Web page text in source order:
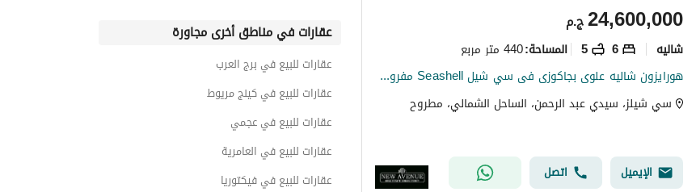
ج.م24,600,000
شاليه 6
5 المساحة:440 متر مربع
هورايزون شاليه علوى بجاكوزى فى سي شيل Seashell مفروش ٤٤٠ متر موقع مميز
سي شيلز، سيدي عبد الرحمن، الساحل الشمالي، مطروح
الإيميل اتصل
عقارات في مناطق أخرى مجاورة
عقارات للبيع في برج العرب
عقارات للبيع في كينج مريوط
عقارات للبيع في عجمي
عقارات للبيع في العامرية
عقارات للبيع في فيكتوريا